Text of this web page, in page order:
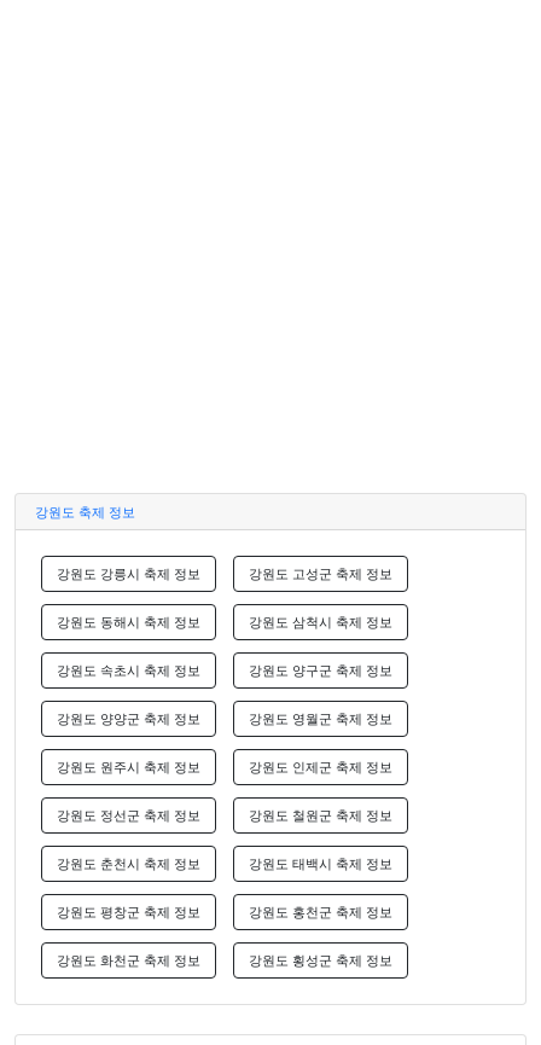
강원도 축제 정보
강원도 강릉시 축제 정보 강원도 고성군 축제 정보
강원도 동해시 축제 정보 강원도 삼척시 축제 정보
강원도 속초시 축제 정보 강원도 양구군 축제 정보
강원도 양양군 축제 정보 강원도 영월군 축제 정보
강원도 원주시 축제 정보 강원도 인제군 축제 정보
강원도 정선군 축제 정보 강원도 철원군 축제 정보
강원도 춘천시 축제 정보 강원도 태백시 축제 정보
강원도 평창군 축제 정보 강원도 홍천군 축제 정보
강원도 화천군 축제 정보 강원도 횡성군 축제 정보